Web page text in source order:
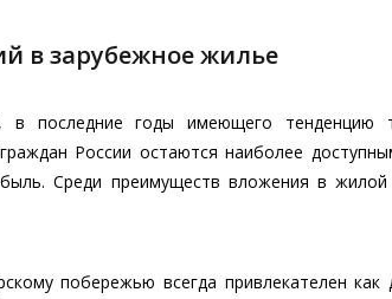
в зарубежное жилье
в последние годы имеющего тенденцию
России остаются наиболее
Среди преимуществ вложения в
побережью всегда привлекателен как